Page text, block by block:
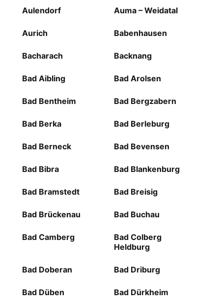
Aulendorf Auma – Weidatal
Aurich Babenhausen
Bacharach Backnang
Bad Aibling Bad Arolsen
Bad Bentheim Bad Bergzabern
Bad Berka Bad Berleburg
Bad Berneck Bad Bevensen
Bad Bibra Bad Blankenburg
Bad Bramstedt Bad Breisig
Bad Brückenau Bad Buchau
Bad Camberg
Bad Colberg
Heldburg
Bad Doberan Bad Driburg
Bad Düben Bad Dürkheim